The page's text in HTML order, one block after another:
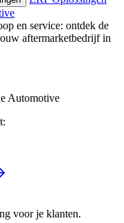
en service: ontdek de
aftermarketbedrijf in
Automotive
voor je klanten.